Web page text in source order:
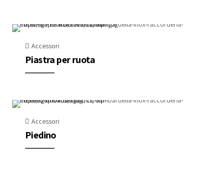
Accessori
Piastra per ruota
Accessori
Piedino